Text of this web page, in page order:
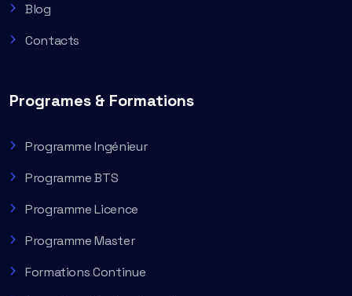
Blog
Contacts
Programes & Formations
Programme Ingénieur
Programme BTS
Programme Licence
Programme Master
Formations Continue